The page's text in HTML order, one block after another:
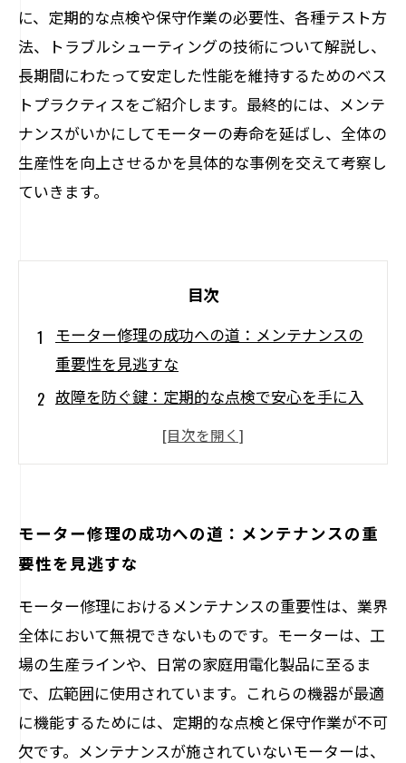
に、定期的な点検や保守作業の必要性、各種テスト方
法、トラブルシューティングの技術について解説し、
長期間にわたって安定した性能を維持するためのベス
トプラクティスをご紹介します。最終的には、メンテ
ナンスがいかにしてモーターの寿命を延ばし、全体の
生産性を向上させるかを具体的な事例を交えて考察し
ていきます。
目次
モーター修理の成功への道：メンテナンスの
重要性を見逃すな
故障を防ぐ鍵：定期的な点検で安心を手に入
メンテナンスの基本：どのような保守作業が
が生産性を救う
とは？
実例で学ぶ：メンテナンスがもたらす驚きの
効果
モーター修理業界を変える：メンテナンスの
未来と進化
モーター修理の成功への道：メンテナンスの重
要性を見逃すな
モーター修理におけるメンテナンスの重要性は、業界
全体において無視できないものです。モーターは、工
場の生産ラインや、日常の家庭用電化製品に至るま
で、広範囲に使用されています。これらの機器が最適
に機能するためには、定期的な点検と保守作業が不可
欠です。メンテナンスが施されていないモーターは、